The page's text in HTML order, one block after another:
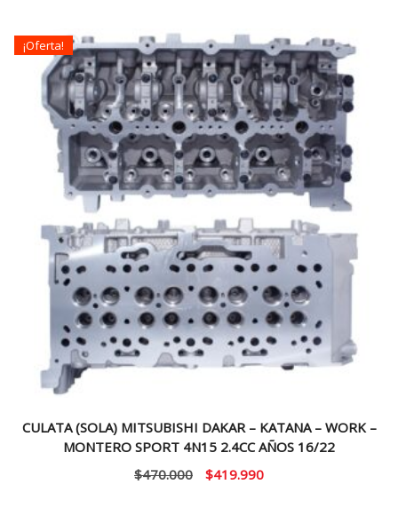
$300.000.$219.990.
¡Oferta!
CULATA (SOLA) MITSUBISHI DAKAR – KATANA – WORK –
MONTERO SPORT 4N15 2.4CC AÑOS 16/22
$470.000
El
$419.990El